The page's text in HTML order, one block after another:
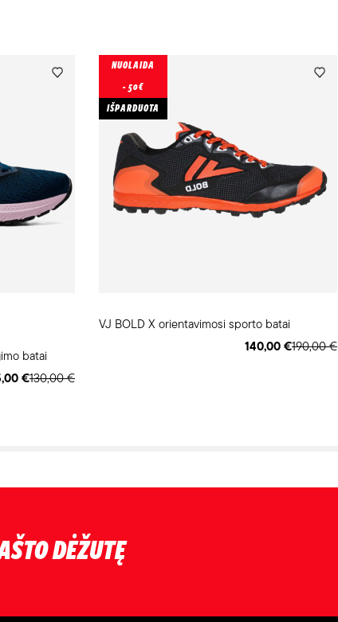
batai
130,00 €
€
VJ BOLD X orientavimosi sporto batai
190,00 €
140,00 €
NUOLAIDA
- 50€
IŠPARDUOTA
DĖŽUTĘ